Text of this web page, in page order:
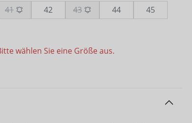
41 42 43 44
45
wählen Sie eine Größe aus.